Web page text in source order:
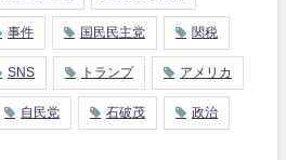
事件 国民民主党 関税
SNS トランプ アメリカ
自民党 石破茂 政治